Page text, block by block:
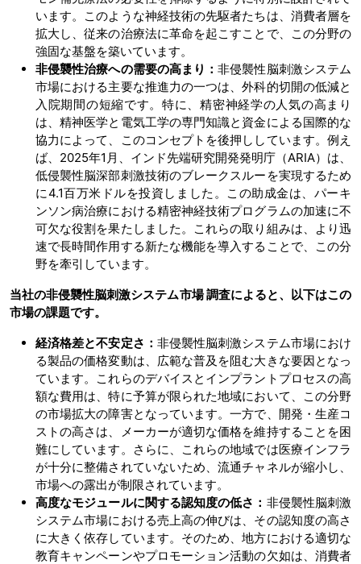
います。このような神経技術の先駆者たちは、消費者層を
拡大し、従来の治療法に革命を起こすことで、この分野の
強固な基盤を築いています。
非侵襲性治療への需要の高まり：非侵襲性脳刺激システム
市場における主要な推進力の一つは、外科的切開の低減と
入院期間の短縮です。特に、精密神経学の人気の高まり
は、精神医学と電気工学の専門知識と資金による国際的な
協力によって、このコンセプトを後押ししています。例え
ば、2025年1月、インド先端研究開発発明庁（ARIA）は、
低侵襲性脳深部刺激技術のブレークスルーを実現するため
に4.1百万米ドルを投資しました。この助成金は、パーキ
ンソン病治療における精密神経技術プログラムの加速に不
可欠な役割を果たしました。これらの取り組みは、より迅
速で長時間作用する新たな機能を導入することで、この分
野を牽引しています。
当社の非侵襲性脳刺激システム市場 調査によると、以下はこの
市場の課題です。
経済格差と不安定さ： 非侵襲性脳刺激システム市場におけ
る製品の価格変動は、広範な普及を阻む大きな要因となっ
ています。これらのデバイスとインプラントプロセスの高
額な費用は、特に予算が限られた地域において、この分野
の市場拡大の障害となっています。一方で、開発・生産コ
ストの高さは、メーカーが適切な価格を維持することを困
難にしています。さらに、これらの地域では医療インフラ
が十分に整備されていないため、流通チャネルが縮小し、
市場への露出が制限されています。
高度なモジュールに関する認知度の低さ： 非侵襲性脳刺激
システム市場における売上高の伸びは、その認知度の高さ
に大きく依存しています。そのため、地方における適切な
教育キャンペーンやプロモーション活動の欠如は、消費者